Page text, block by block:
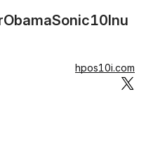
hpos10i.com